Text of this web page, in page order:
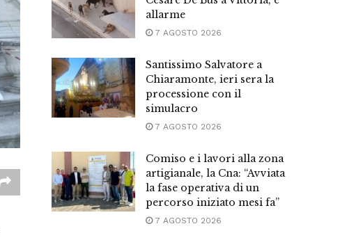
allarme
7 AGOSTO 2026
Santissimo Salvatore a
Chiaramonte, ieri sera la
processione con il
simulacro
7 AGOSTO 2026
Comiso e i lavori alla zona
artigianale, la Cna: “Avviata
la fase operativa di un
percorso iniziato mesi fa”
7 AGOSTO 2026